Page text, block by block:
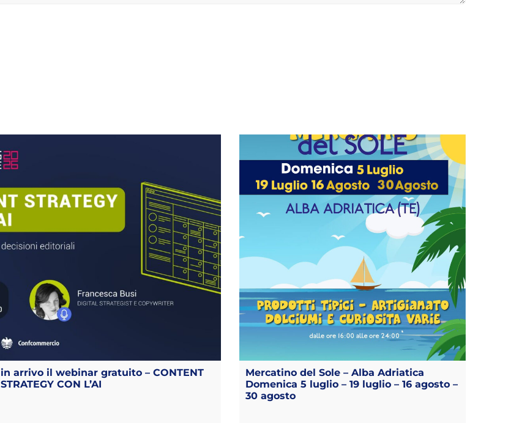
in arrivo il webinar gratuito – CONTENT
STRATEGY CON L’AI
Mercatino del Sole – Alba Adriatica
Domenica 5 luglio – 19 luglio – 16 agosto –
30 agosto